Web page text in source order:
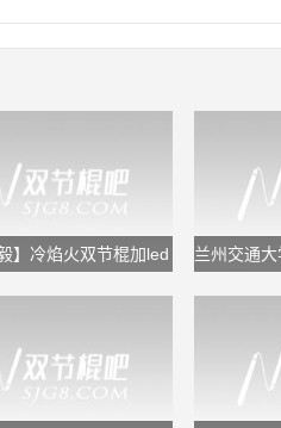
】冷焰火双节棍加led
兰州交通